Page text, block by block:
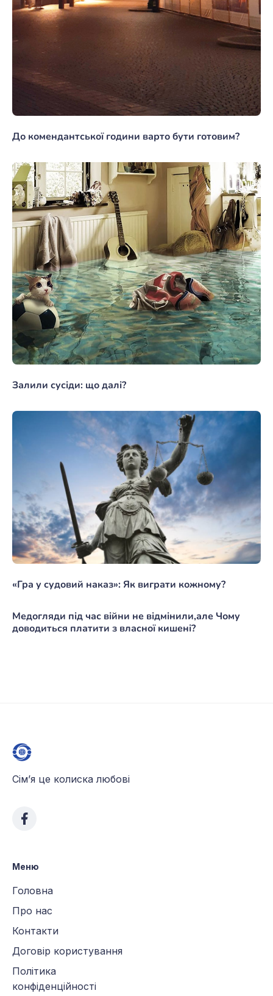
До комендантської години варто бути готовим?
Залили сусіди: що далі?
«Гра у судовий наказ»: Як виграти кожному?
Медогляди під час війни не відмінили,але Чому
доводиться платити з власної кишені?
Сім’я це колиска любові
Меню
Головна
Про нас
Контакти
Договір користування
Політика
конфіденційності